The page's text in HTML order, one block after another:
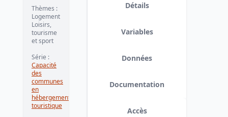
Thèmes :
Logement
Loisirs,
tourisme
et sport
Série :
Capacité
des
communes
en
hébergement
touristique
Détails
Variables
Données
Documentation
Accès